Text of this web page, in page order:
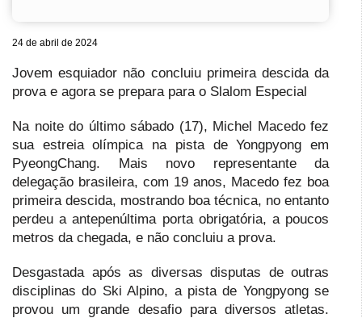
24 de abril de 2024
Jovem esquiador não concluiu primeira descida da
prova e agora se prepara para o Slalom Especial
Na noite do último sábado (17), Michel Macedo fez
sua estreia olímpica na pista de Yongpyong em
PyeongChang. Mais novo representante da
delegação brasileira, com 19 anos, Macedo fez boa
primeira descida, mostrando boa técnica, no entanto
perdeu a antepenúltima porta obrigatória, a poucos
metros da chegada, e não concluiu a prova.
Desgastada após as diversas disputas de outras
disciplinas do Ski Alpino, a pista de Yongpyong se
provou um grande desafio para diversos atletas.